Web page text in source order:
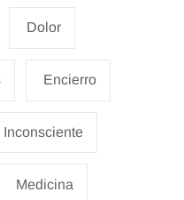
Dolor
Encierro
Inconsciente
Medicina